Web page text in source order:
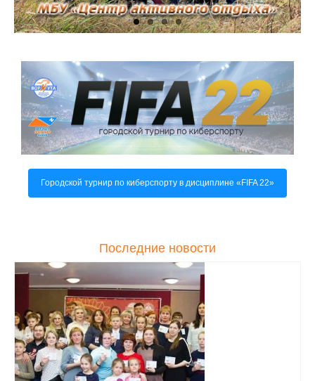
Противодействие коррупции
Задать вопрос
Городской турнир по киберспорту в дисциплине «FIFA 22»
Последние новости